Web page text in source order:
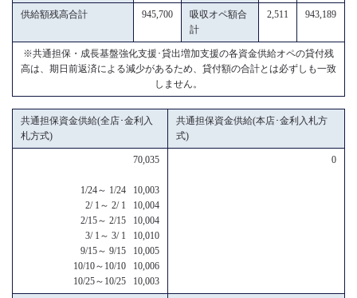
供給額残高合計 945,700
吸収オペ額合
計
2,511 943,189
※共通担保・成長基盤強化支援･貸出増加支援の各資金供給オペの貸付残
高は、期日前返済による減少があるため、貸付額の合計とは必ずしも一致
しません。
共通担保資金供給(全店･金利入
札方式)
共通担保資金供給(本店･金利入札方
式)
70,035
1/24～ 1/24 10,003
2/ 1～ 2/ 1 10,004
2/15～ 2/15 10,004
3/ 1～ 3/ 1 10,010
9/15～ 9/15 10,005
10/10～10/10 10,006
10/25～10/25 10,003
0